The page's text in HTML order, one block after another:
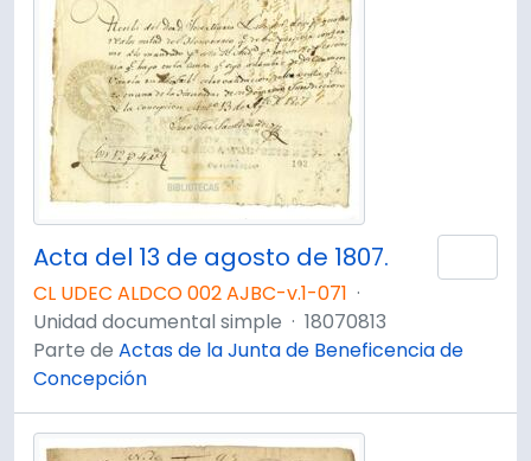
Acta del 13 de agosto de 1807.
CL UDEC ALDCO 002 AJBC-v.1-071 ·
Unidad documental simple · 18070813
Parte de Actas de la Junta de Beneficencia de
Concepción